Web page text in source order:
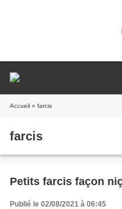
Accueil » farcis
farcis
Petits farcis façon
Publié le 02/08/2021 à 06:45